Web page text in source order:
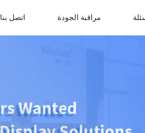
مراقبة الجودة اتصل بنا